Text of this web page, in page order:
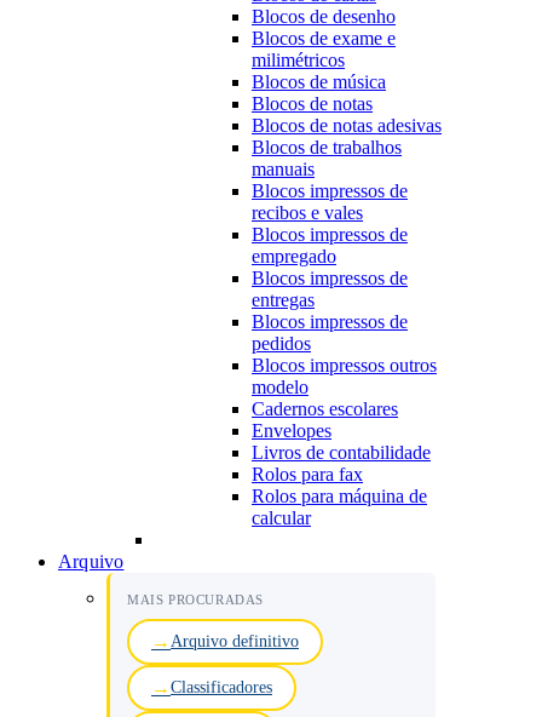
Blocos de desenho
Blocos de exame e
milimétricos
Blocos de música
Blocos de notas
Blocos de notas adesivas
Blocos de trabalhos
manuais
Blocos impressos de
recibos e vales
Blocos impressos de
empregado
Blocos impressos de
entregas
Blocos impressos de
pedidos
Blocos impressos outros
modelo
Cadernos escolares
Envelopes
Livros de contabilidade
Rolos para fax
Rolos para máquina de
calcular
Arquivo
MAIS PROCURADAS
Arquivo definitivo
Classificadores